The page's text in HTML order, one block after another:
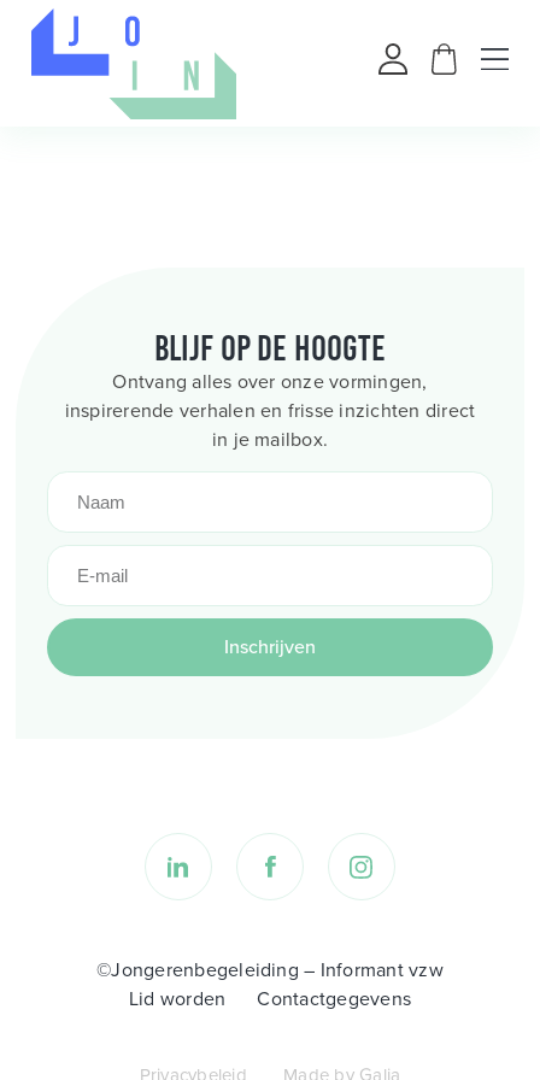
Blijf op de hoogte
Ontvang alles over onze vormingen,
inspirerende verhalen en frisse inzichten direct
in je mailbox.
Inschrijven
©Jongerenbegeleiding – Informant vzw
Lid worden
Contactgegevens